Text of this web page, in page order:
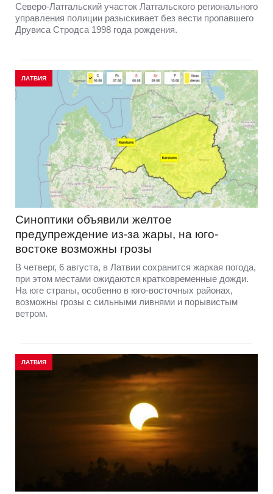
Северо-Латгальский участок Латгальского регионального
управления полиции разыскивает без вести пропавшего
Друвиса Стродса 1998 года рождения.
ЛАТВИЯ
Синоптики объявили желтое
предупреждение из-за жары, на юго-
востоке возможны грозы
В четверг, 6 августа, в Латвии сохранится жаркая погода,
при этом местами ожидаются кратковременные дожди.
На юге страны, особенно в юго-восточных районах,
возможны грозы с сильными ливнями и порывистым
ветром.
ЛАТВИЯ